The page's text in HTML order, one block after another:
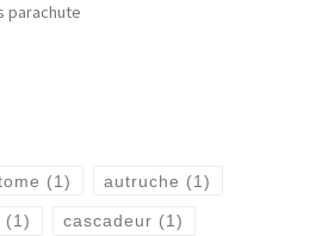
parachute
(1) autruche (1)
(1) cascadeur (1)